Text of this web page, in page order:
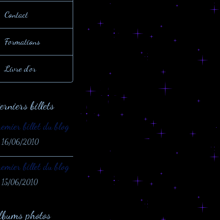
Contact
Formations
Livre d'or
billets
billet du blog
16/06/2010
billet du blog
15/06/2010
photos